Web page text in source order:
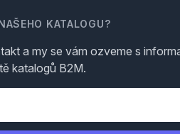
KATALOGU?
a my se vám ozveme s
katalogů B2M.